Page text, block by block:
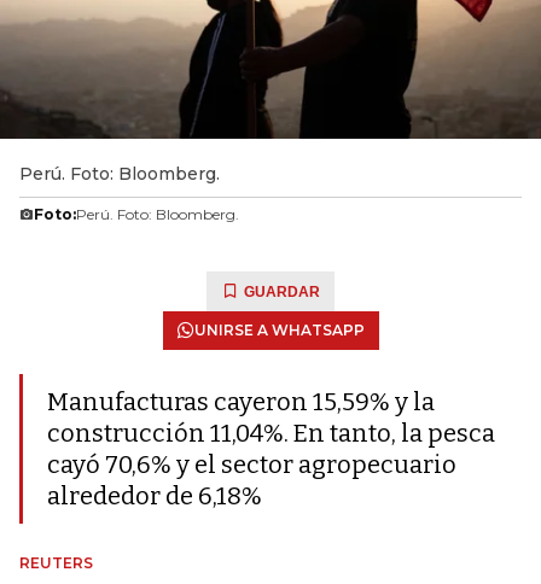
Perú. Foto: Bloomberg.
Foto:Perú. Foto: Bloomberg.
GUARDAR
UNIRSE A WHATSAPP
Manufacturas cayeron 15,59% y la
construcción 11,04%. En tanto, la pesca
cayó 70,6% y el sector agropecuario
alrededor de 6,18%
REUTERS